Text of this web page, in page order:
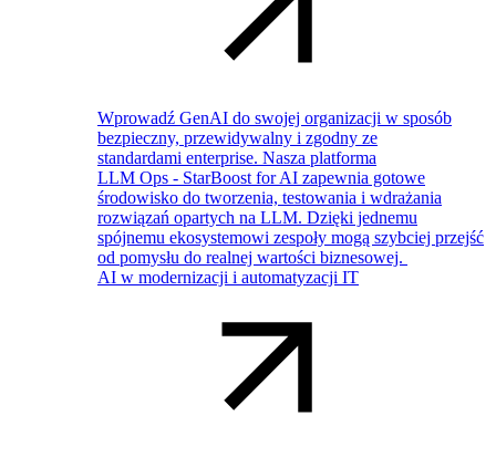
Wprowadź GenAI do swojej organizacji w sposób
bezpieczny, przewidywalny i zgodny ze
standardami enterprise. Nasza platforma
LLM Ops - StarBoost for AI zapewnia gotowe
środowisko do tworzenia, testowania i wdrażania
rozwiązań opartych na LLM. Dzięki jednemu
spójnemu ekosystemowi zespoły mogą szybciej przejść
od pomysłu do realnej wartości biznesowej.
AI w modernizacji i automatyzacji IT